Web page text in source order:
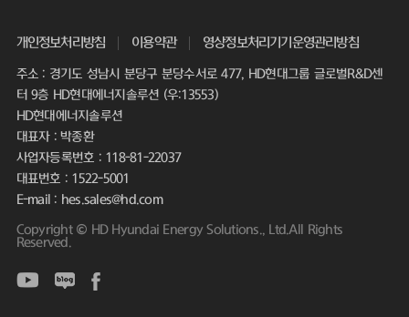
개인정보처리방침 이용약관 영상정보처리기기운영관리방침
주소 : 경기도 성남시 분당구 분당수서로 477, HD현대그룹 글로벌R&D센
터 9층 HD현대에너지솔루션 (우:13553)
HD현대에너지솔루션
대표자 : 박종환
사업자등록번호 : 118-81-22037
대표번호 : 1522-5001
E-mail : hes.sales@hd.com
Copyright © HD Hyundai Energy Solutions., Ltd.All Rights
Reserved.